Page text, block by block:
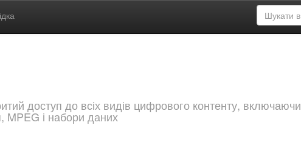
доступ до всіх видів цифрового контенту, включаючи
MPEG і набори даних